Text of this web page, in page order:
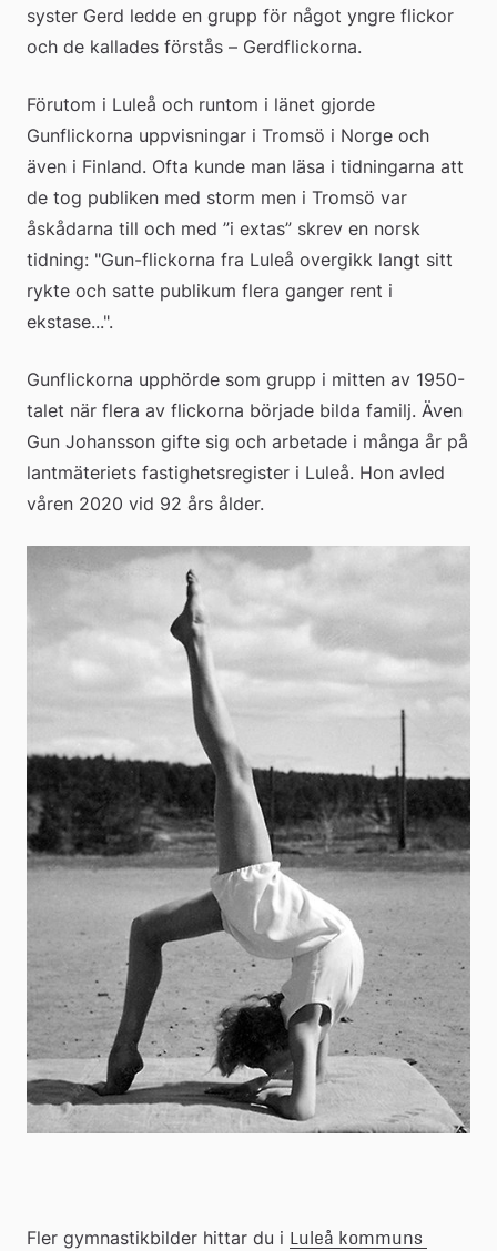
syster Gerd ledde en grupp för något yngre flickor
och de kallades förstås – Gerdflickorna.
Förutom i Luleå och runtom i länet gjorde
Gunflickorna uppvisningar i Tromsö i Norge och
även i Finland. Ofta kunde man läsa i tidningarna att
de tog publiken med storm men i Tromsö var
åskådarna till och med ”i extas” skrev en norsk
tidning: "Gun-flickorna fra Luleå overgikk langt sitt
rykte och satte publikum flera ganger rent i
ekstase...".
Gunflickorna upphörde som grupp i mitten av 1950-
talet när flera av flickorna började bilda familj. Även
Gun Johansson gifte sig och arbetade i många år på
lantmäteriets fastighetsregister i Luleå. Hon avled
våren 2020 vid 92 års ålder.
Fler gymnastikbilder hittar du i Luleå kommuns